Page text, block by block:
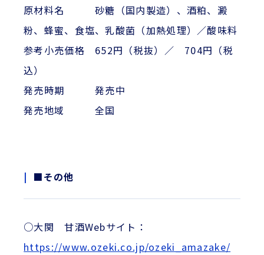
原材料名 砂糖（国内製造）、酒粕、澱
粉、蜂蜜、食塩、乳酸菌（加熱処理）／酸味料
参考小売価格 652円（税抜）／ 704円（税
込）
発売時期 発売中
発売地域 全国
■その他
○大関 甘酒Webサイト：
https://www.ozeki.co.jp/ozeki_amazake/